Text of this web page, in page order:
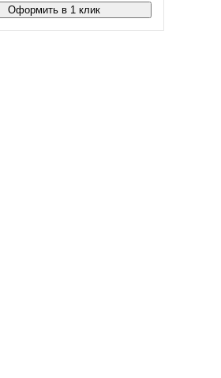
Оформить в 1 клик